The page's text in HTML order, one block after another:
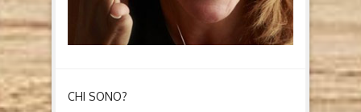
CHI SONO?